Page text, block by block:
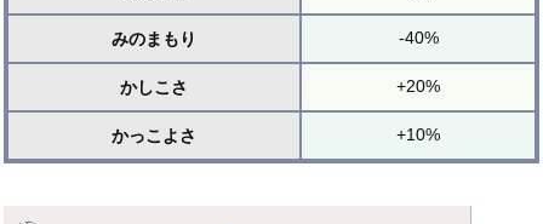
みのまもり -40%
かしこさ +20%
かっこよさ +10%